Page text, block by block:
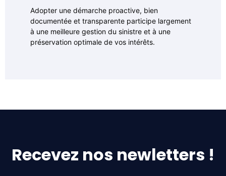
Adopter une démarche proactive, bien
documentée et transparente participe largement
à une meilleure gestion du sinistre et à une
préservation optimale de vos intérêts.
Recevez nos newletters !